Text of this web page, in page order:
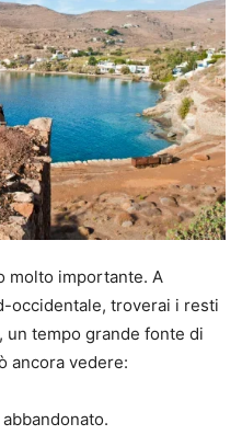
molto importante. A
occidentale, troverai i resti
un tempo grande fonte di
ancora vedere: